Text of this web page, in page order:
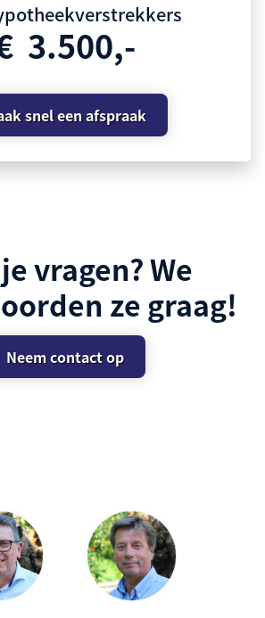
3.500,-
snel een afspraak
vragen? We
ze graag!
Neem contact op